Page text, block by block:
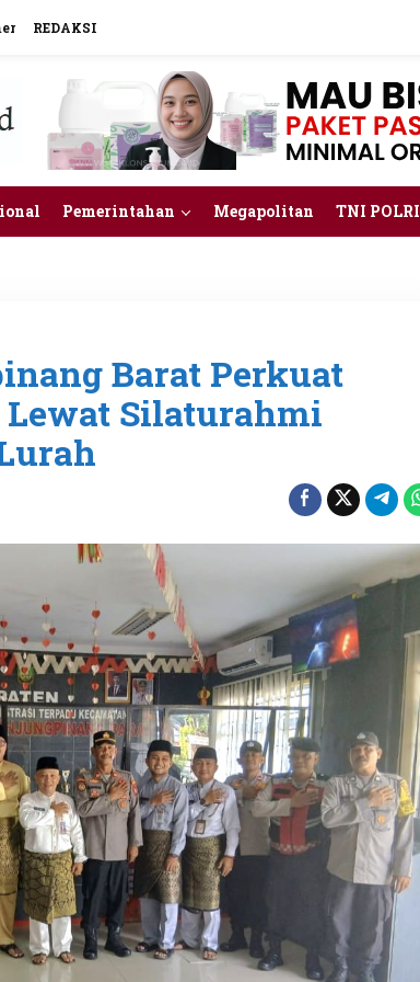
REDAKSI
Pemerintahan Megapolitan TNI POLRI
Barat Perkuat
Silaturahmi